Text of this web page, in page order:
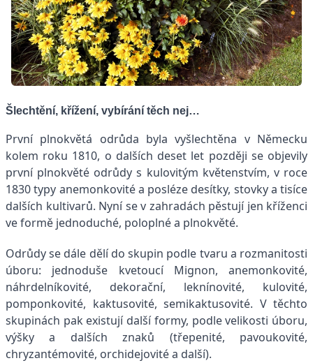
Šlechtění, křížení, vybírání těch nej…
První plnokvětá odrůda byla vyšlechtěna v Německu
kolem roku 1810, o dalších deset let později se objevily
první plnokvěté odrůdy s kulovitým květenstvím, v roce
1830 typy anemonkovité a posléze desítky, stovky a tisíce
dalších kultivarů. Nyní se v zahradách pěstují jen kříženci
ve formě jednoduché, poloplné a plnokvěté.
Odrůdy se dále dělí do skupin podle tvaru a rozmanitosti
úboru: jednoduše kvetoucí Mignon, anemonkovité,
náhrdelníkovité, dekorační, leknínovité, kulovité,
pomponkovité, kaktusovité, semikaktusovité. V těchto
skupinách pak existují další formy, podle velikosti úboru,
výšky a dalších znaků (třepenité, pavoukovité,
chryzantémovité, orchidejovité a další).